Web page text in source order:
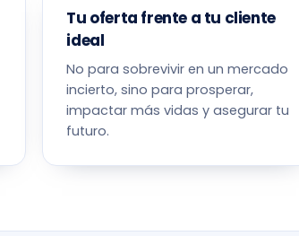
Tu oferta frente a tu cliente
ideal
No para sobrevivir en un mercado
incierto, sino para prosperar,
impactar más vidas y asegurar tu
futuro.